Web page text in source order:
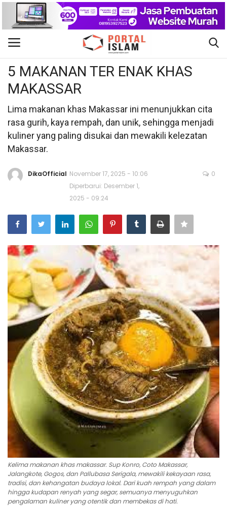
Gabung Daftar
Beranda
Kontak
Berita Islam
Nasional
Pendidikan
Bisnis
Internasional
Al-Qur'an Online
Lifestyle
Olahraga
Catatan Tarbiyah
Kesehatan
Teknologi
Galeri
5 MAKANAN TER ENAK KHAS
MAKASSAR
Lima makanan khas Makassar ini menunjukkan cita
rasa gurih, kaya rempah, dan unik, sehingga menjadi
kuliner yang paling disukai dan mewakili kelezatan
Makassar.
DikaOfficial November 17, 2025 - 10:06
Diperbarui: Desember 1,
2025 - 09:24
0
Kelima makanan khas makassar. Sup Konro, Coto Makassar,
Jalangkote, Gogos, dan Pallubasa Serigala, mewakili kekayaan rasa,
tradisi, dan kehangatan budaya lokal. Dari kuah rempah yang dalam
hingga kudapan renyah yang segar, semuanya menyuguhkan
pengalaman kuliner yang otentik dan membekas di hati.